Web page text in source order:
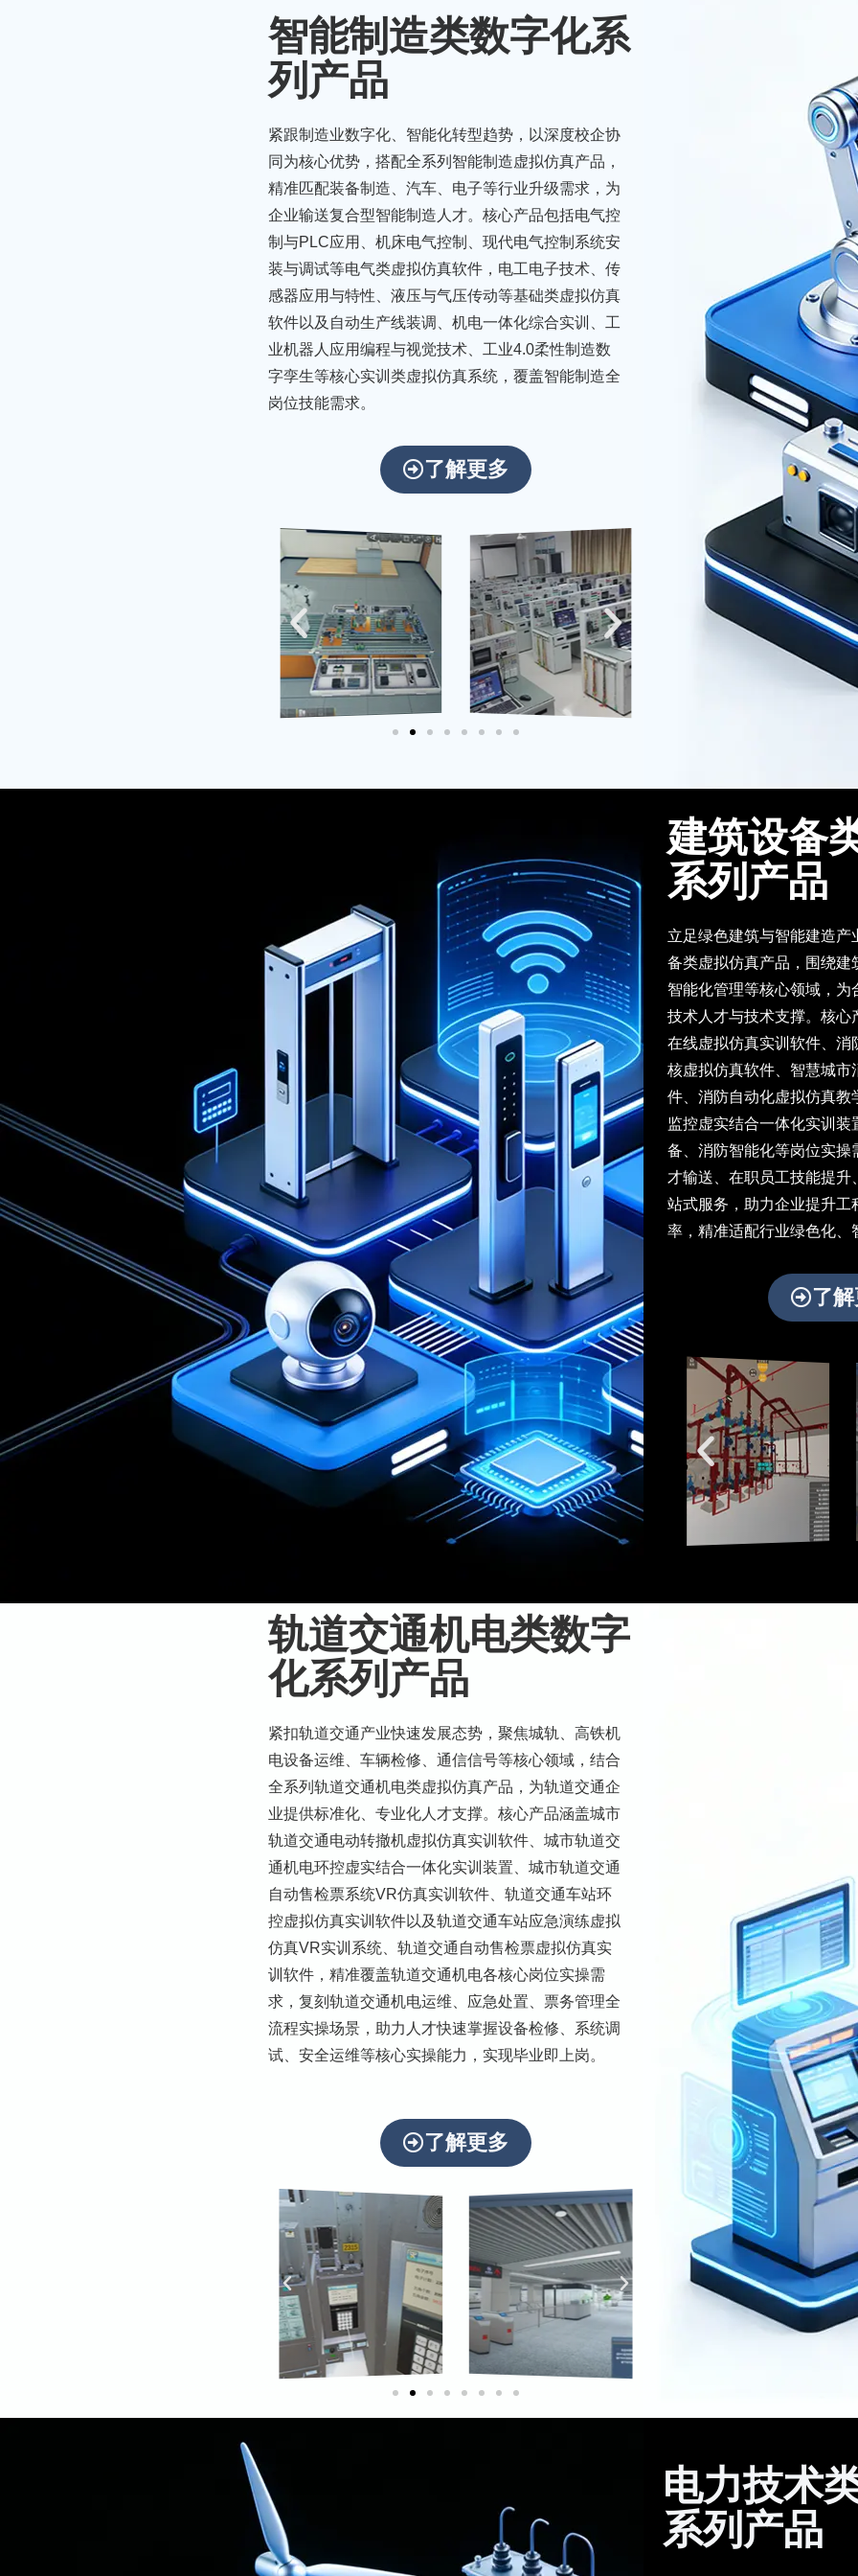
骏马疾驰
启新程！
新春伊始，万象更新。2026年2月
24日 起全面恢复正常运营。期待在
新的一年里与广大客户携手共进，共
创辉煌！
智能制造类数字化系
列产品
紧跟制造业数字化、智能化转型趋势，以深度校企协
同为核心优势，搭配全系列智能制造虚拟仿真产品，
精准匹配装备制造、汽车、电子等行业升级需求，为
企业输送复合型智能制造人才。核心产品包括电气控
制与PLC应用、机床电气控制、现代电气控制系统安
装与调试等电气类虚拟仿真软件，电工电子技术、传
感器应用与特性、液压与气压传动等基础类虚拟仿真
软件以及自动生产线装调、机电一体化综合实训、工
业机器人应用编程与视觉技术、工业4.0柔性制造数
字孪生等核心实训类虚拟仿真系统，覆盖智能制造全
岗位技能需求。
了解更多
建筑设备
系列产品
立足绿色建筑与智能建造产
备类虚拟仿真产品，围绕建
智能化管理等核心领域，为
技术人才与技术支撑。核心
在线虚拟仿真实训软件、消
核虚拟仿真软件、智慧城市
件、消防自动化虚拟仿真教
监控虚实结合一体化实训装
备、消防智能化等岗位实操
才输送、在职员工技能提升
站式服务，助力企业提升工
率，精准适配行业绿色化、
了
轨道交通机电类数字
化系列产品
紧扣轨道交通产业快速发展态势，聚焦城轨、高铁机
电设备运维、车辆检修、通信信号等核心领域，结合
全系列轨道交通机电类虚拟仿真产品，为轨道交通企
业提供标准化、专业化人才支撑。核心产品涵盖城市
轨道交通电动转撤机虚拟仿真实训软件、城市轨道交
通机电环控虚实结合一体化实训装置、城市轨道交通
自动售检票系统VR仿真实训软件、轨道交通车站环
控虚拟仿真实训软件以及轨道交通车站应急演练虚拟
仿真VR实训系统、轨道交通自动售检票虚拟仿真实
训软件，精准覆盖轨道交通机电各核心岗位实操需
求，复刻轨道交通机电运维、应急处置、票务管理全
流程实操场景，助力人才快速掌握设备检修、系统调
试、安全运维等核心实操能力，实现毕业即上岗。
了解更多
电力技术
系列产品